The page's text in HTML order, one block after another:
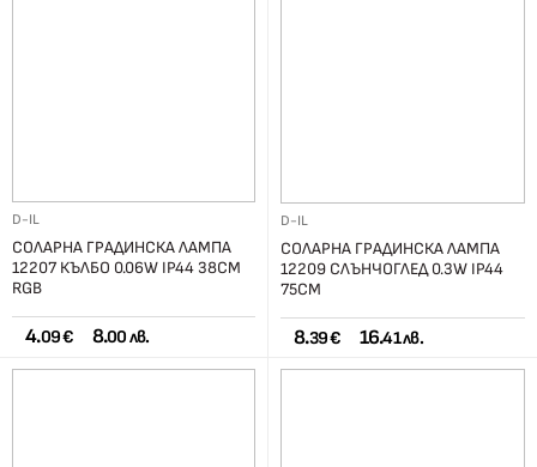
D-IL
СОЛАРНА ГРАДИНСКА ЛАМПА
12207 КЪЛБО 0.06W IP44 38СМ
RGB
4.09 € 8.00 лв.
D-IL
СОЛАРНА ГРАДИНСКА ЛАМПА
12209 СЛЪНЧОГЛЕД 0.3W IP44
75СМ
8.39 € 16.41 лв.